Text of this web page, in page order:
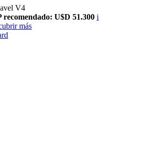
V4
recomendado: U$D 51.300 i
más